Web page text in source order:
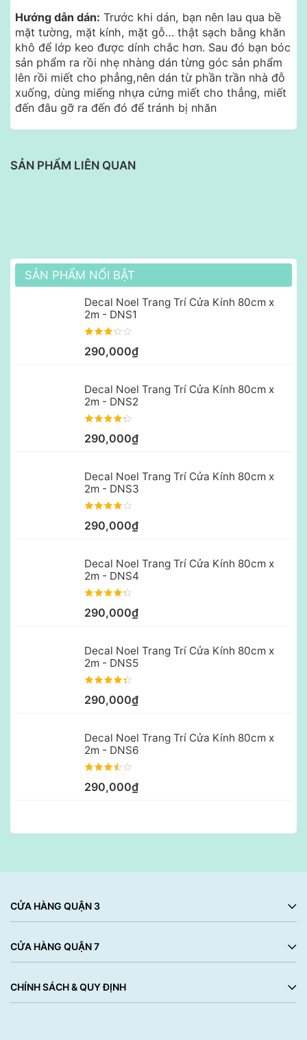
Hướng dẫn dán: Trước khi dán, bạn nên lau qua bề
mặt tường, mặt kính, mặt gỗ… thật sạch bằng khăn
khô để lớp keo được dính chắc hơn. Sau đó bạn bóc
sản phẩm ra rồi nhẹ nhàng dán từng góc sản phẩm
lên rồi miết cho phẳng,nên dán từ phần trần nhà đỗ
xuống, dùng miếng nhựa cứng miết cho thẳng, miết
đến đâu gỡ ra đến đó để tránh bị nhăn
SẢN PHẨM LIÊN QUAN
SẢN PHẨM NỔI BẬT
Decal Noel Trang Trí Cửa Kính 80cm x
2m - DNS1
290,000₫
Decal Noel Trang Trí Cửa Kính 80cm x
2m - DNS2
290,000₫
Decal Noel Trang Trí Cửa Kính 80cm x
2m - DNS3
290,000₫
Decal Noel Trang Trí Cửa Kính 80cm x
2m - DNS4
290,000₫
Decal Noel Trang Trí Cửa Kính 80cm x
2m - DNS5
290,000₫
Decal Noel Trang Trí Cửa Kính 80cm x
2m - DNS6
290,000₫
CỬA HÀNG QUẬN 3
CỬA HÀNG QUẬN 7
CHÍNH SÁCH & QUY ĐỊNH